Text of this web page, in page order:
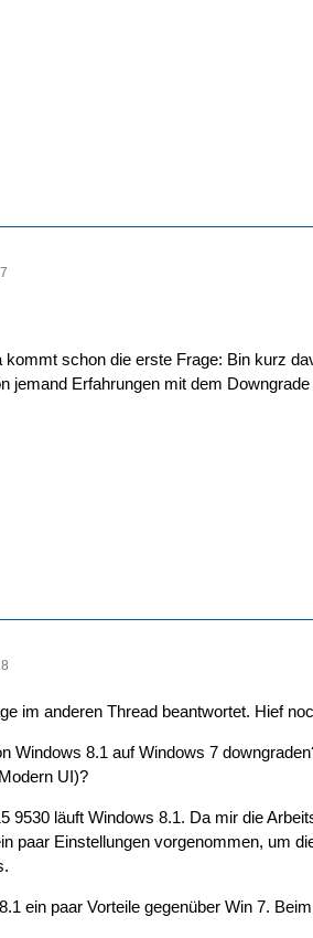
kommt schon die erste Frage: Bin kurz
jemand Erfahrungen mit dem
im anderen Thread beantwortet. Hief
Windows 8.1 auf Windows 7
UI)?
9530 läuft Windows 8.1. Da mir die
paar Einstellungen vorgenommen, um
ein paar Vorteile gegenüber Win 7.